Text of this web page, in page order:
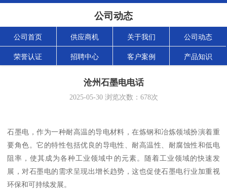
公司动态
公司首页 供应商机 关于我们 公司动态
荣誉认证 招聘中心 客户案例 产品知识
沧州石墨电电话
2025-05-30浏览次数： 678次
石墨电，作为一种耐高温的导电材料，在炼钢和冶炼领域扮演着重
要角色。它的特性包括优良的导电性、耐高温性、耐腐蚀性和低电
阻率，使其成为各种工业领域中的元素。随着工业领域的快速发
展，对石墨电的需求呈现出增长趋势，这也促使石墨电行业加重视
环保和可持续发展。